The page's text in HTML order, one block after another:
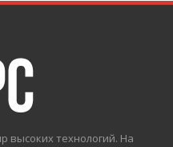
высоких технологий. На